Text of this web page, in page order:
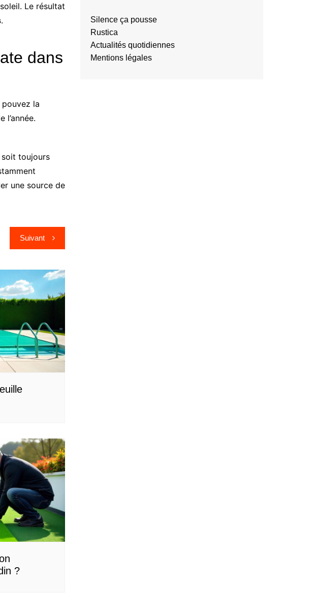
Le résultat
.
dans
la
l’année.
soit toujours
une source de
Suivant
?
Silence ça pousse
Rustica
Actualités quotidiennes
Mentions légales